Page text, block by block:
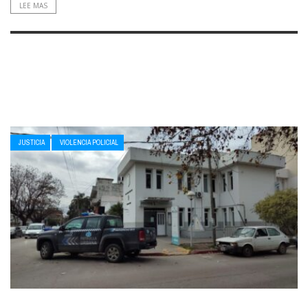
LEE MAS
JUSTICIA VIOLENCIA POLICIAL